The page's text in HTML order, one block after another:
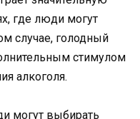
где люди могут
случае, голодный
стимулом
алкоголя.
могут выбирать